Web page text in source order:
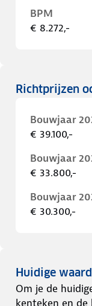
BPM
€ 8.272,-
Richtprijzen
Bouwjaar
€ 39.100,-
Bouwjaar
€ 33.800,-
Bouwjaar
€ 30.300,-
Huidige
Om je de
kenteken en de